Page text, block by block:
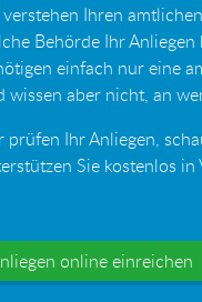
verstehen Ihren
Behörde Ihr
einfach nur eine
wissen aber nicht, an
prüfen Ihr Anliegen,
Sie kostenlos
online einreichen